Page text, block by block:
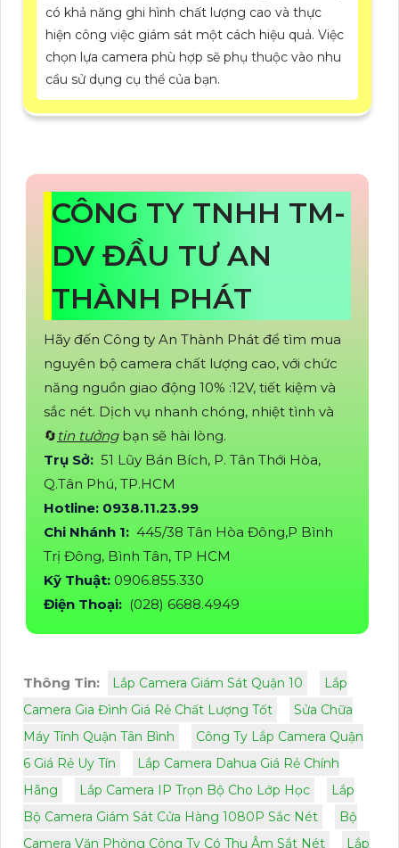
có khả năng ghi hình chất lượng cao và thực
hiện công việc giám sát một cách hiệu quả. Việc
chọn lựa camera phù hợp sẽ phụ thuộc vào nhu
cầu sử dụng cụ thể của bạn.
CÔNG TY TNHH TM-
DV ĐẦU TƯ AN
THÀNH PHÁT
Hãy đến Công ty An Thành Phát để tìm mua
nguyên bộ camera chất lượng cao, với chức
năng nguồn giao động 10% :12V, tiết kiệm và
sắc nét. Dịch vụ nhanh chóng, nhiệt tình và
🔄 tin tưởngbạn sẽ hài lòng.
Trụ Sở: 51 Lũy Bán Bích, P. Tân Thới Hòa,
Q.Tân Phú, TP.HCM
Hotline: 0938.11.23.99
Chi Nhánh 1: 445/38 Tân Hòa Đông,P Bình
Trị Đông, Bình Tân, TP HCM
Kỹ Thuật: 0906.855.330
Điện Thoại: (028) 6688.4949
Thông Tin: Lắp Camera Giám Sát Quận 10
Lắp
Camera Gia Đình Giá Rẻ Chất Lượng Tốt
Sửa Chữa
Máy Tính Quận Tân Bình
Công Ty Lắp Camera Quận
6 Giá Rẻ Uy Tín
Lắp Camera Dahua Giá Rẻ Chính
Hãng
Lắp Camera IP Trọn Bộ Cho Lớp Học
Lắp
Bộ Camera Giám Sát Cửa Hàng 1080P Sắc Nét
Bộ
Camera Văn Phòng Công Ty Có Thu Âm Sắt Nét
Lắp